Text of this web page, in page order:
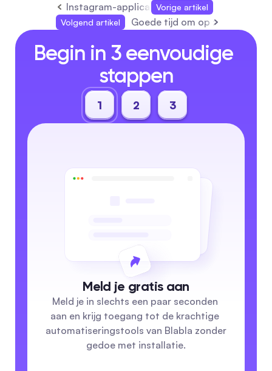
Instagram-applicatie: Volledige
Vorige artikel
Volgend artikel
Goede tijd om op zaterdag
Begin in 3 eenvoudige
stappen
1 2 3
Meld je gratis aan
Meld je in slechts een paar seconden
aan en krijg toegang tot de krachtige
automatiseringstools van Blabla zonder
gedoe met installatie.